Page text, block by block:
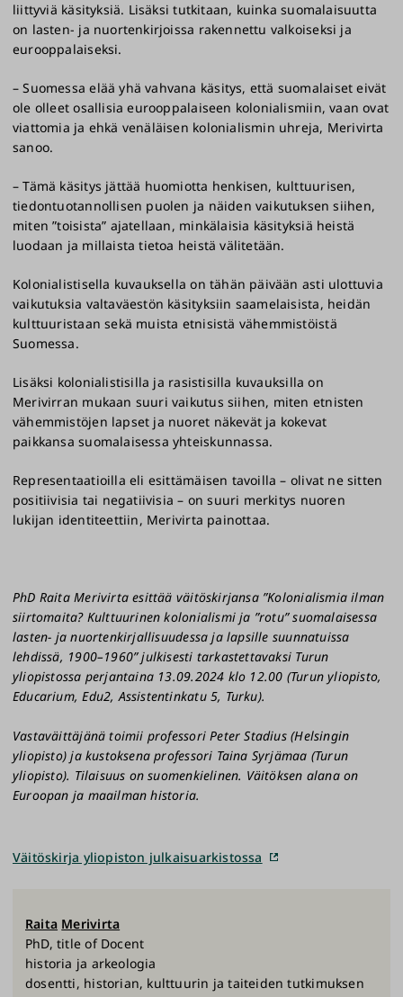
liittyviä käsityksiä. Lisäksi tutkitaan, kuinka suomalaisuutta
on lasten- ja nuortenkirjoissa rakennettu valkoiseksi ja
eurooppalaiseksi.
– Suomessa elää yhä vahvana käsitys, että suomalaiset eivät
ole olleet osallisia eurooppalaiseen kolonialismiin, vaan ovat
viattomia ja ehkä venäläisen kolonialismin uhreja, Merivirta
sanoo.
– Tämä käsitys jättää huomiotta henkisen, kulttuurisen,
tiedontuotannollisen puolen ja näiden vaikutuksen siihen,
miten ”toisista” ajatellaan, minkälaisia käsityksiä heistä
luodaan ja millaista tietoa heistä välitetään.
Kolonialistisella kuvauksella on tähän päivään asti ulottuvia
vaikutuksia valtaväestön käsityksiin saamelaisista, heidän
kulttuuristaan sekä muista etnisistä vähemmistöistä
Suomessa.
Lisäksi kolonialistisilla ja rasistisilla kuvauksilla on
Merivirran mukaan suuri vaikutus siihen, miten etnisten
vähemmistöjen lapset ja nuoret näkevät ja kokevat
paikkansa suomalaisessa yhteiskunnassa.
Representaatioilla eli esittämäisen tavoilla – olivat ne sitten
positiivisia tai negatiivisia – on suuri merkitys nuoren
lukijan identiteettiin, Merivirta painottaa.
PhD Raita Merivirta esittää väitöskirjansa ”Kolonialismia ilman
siirtomaita? Kulttuurinen kolonialismi ja ”rotu” suomalaisessa
lasten- ja nuortenkirjallisuudessa ja lapsille suunnatuissa
lehdissä, 1900–1960” julkisesti tarkastettavaksi Turun
yliopistossa perjantaina 13.09.2024 klo 12.00 (Turun yliopisto,
Educarium, Edu2, Assistentinkatu 5, Turku).
Vastaväittäjänä toimii professori Peter Stadius (Helsingin
yliopisto) ja kustoksena professori Taina Syrjämaa (Turun
yliopisto). Tilaisuus on suomenkielinen. Väitöksen alana on
Euroopan ja maailman historia.
Väitöskirja yliopiston julkaisuarkistossa
Raita Merivirta
PhD, title of Docent
historia ja arkeologia
dosentti, historian, kulttuurin ja taiteiden tutkimuksen